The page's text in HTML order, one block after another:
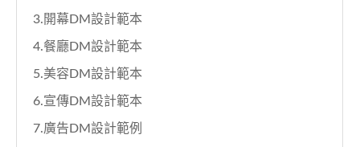
3.開幕DM設計範本
4.餐廳DM設計範本
5.美容DM設計範本
6.宣傳DM設計範本
7.廣告DM設計範例